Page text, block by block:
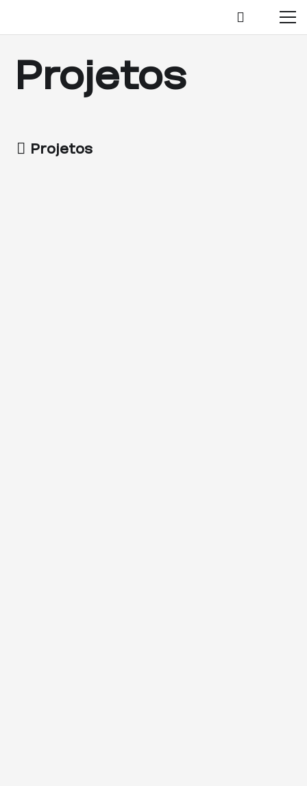
Projetos
Projetos